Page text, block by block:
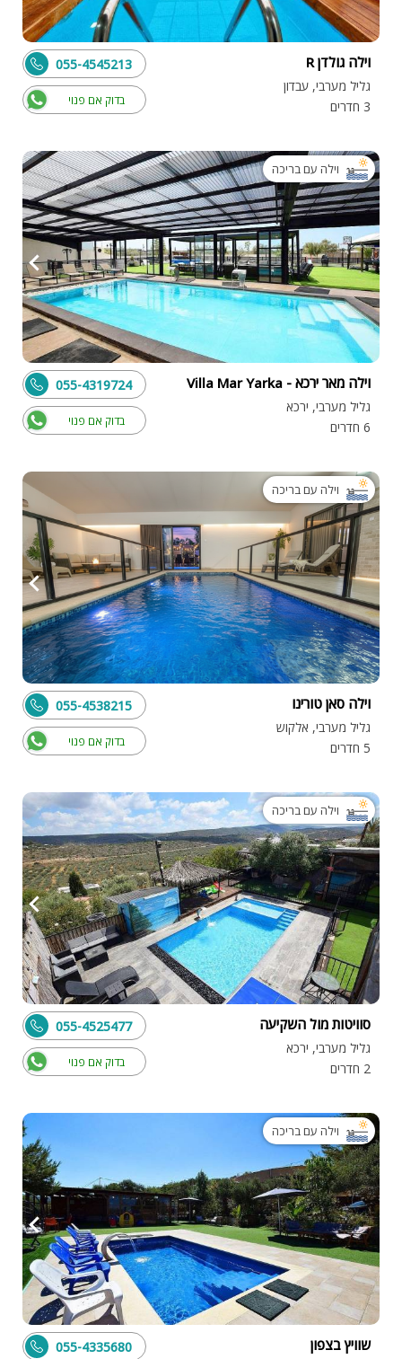
וילה גולדן R
גליל מערבי, עבדון
3 חדרים
בדוק אם פנוי
055-4545213
וילה עם בריכה
וילה מאר ירכא - Villa Mar Yarka
גליל מערבי, ירכא
6 חדרים
בדוק אם פנוי
055-4319724
וילה עם בריכה
וילה סאן טורינו
גליל מערבי, אלקוש
5 חדרים
בדוק אם פנוי
055-4538215
וילה עם בריכה
סוויטות מול השקיעה
גליל מערבי, ירכא
2 חדרים
בדוק אם פנוי
055-4525477
וילה עם בריכה
שוויץ בצפון 055-4335680